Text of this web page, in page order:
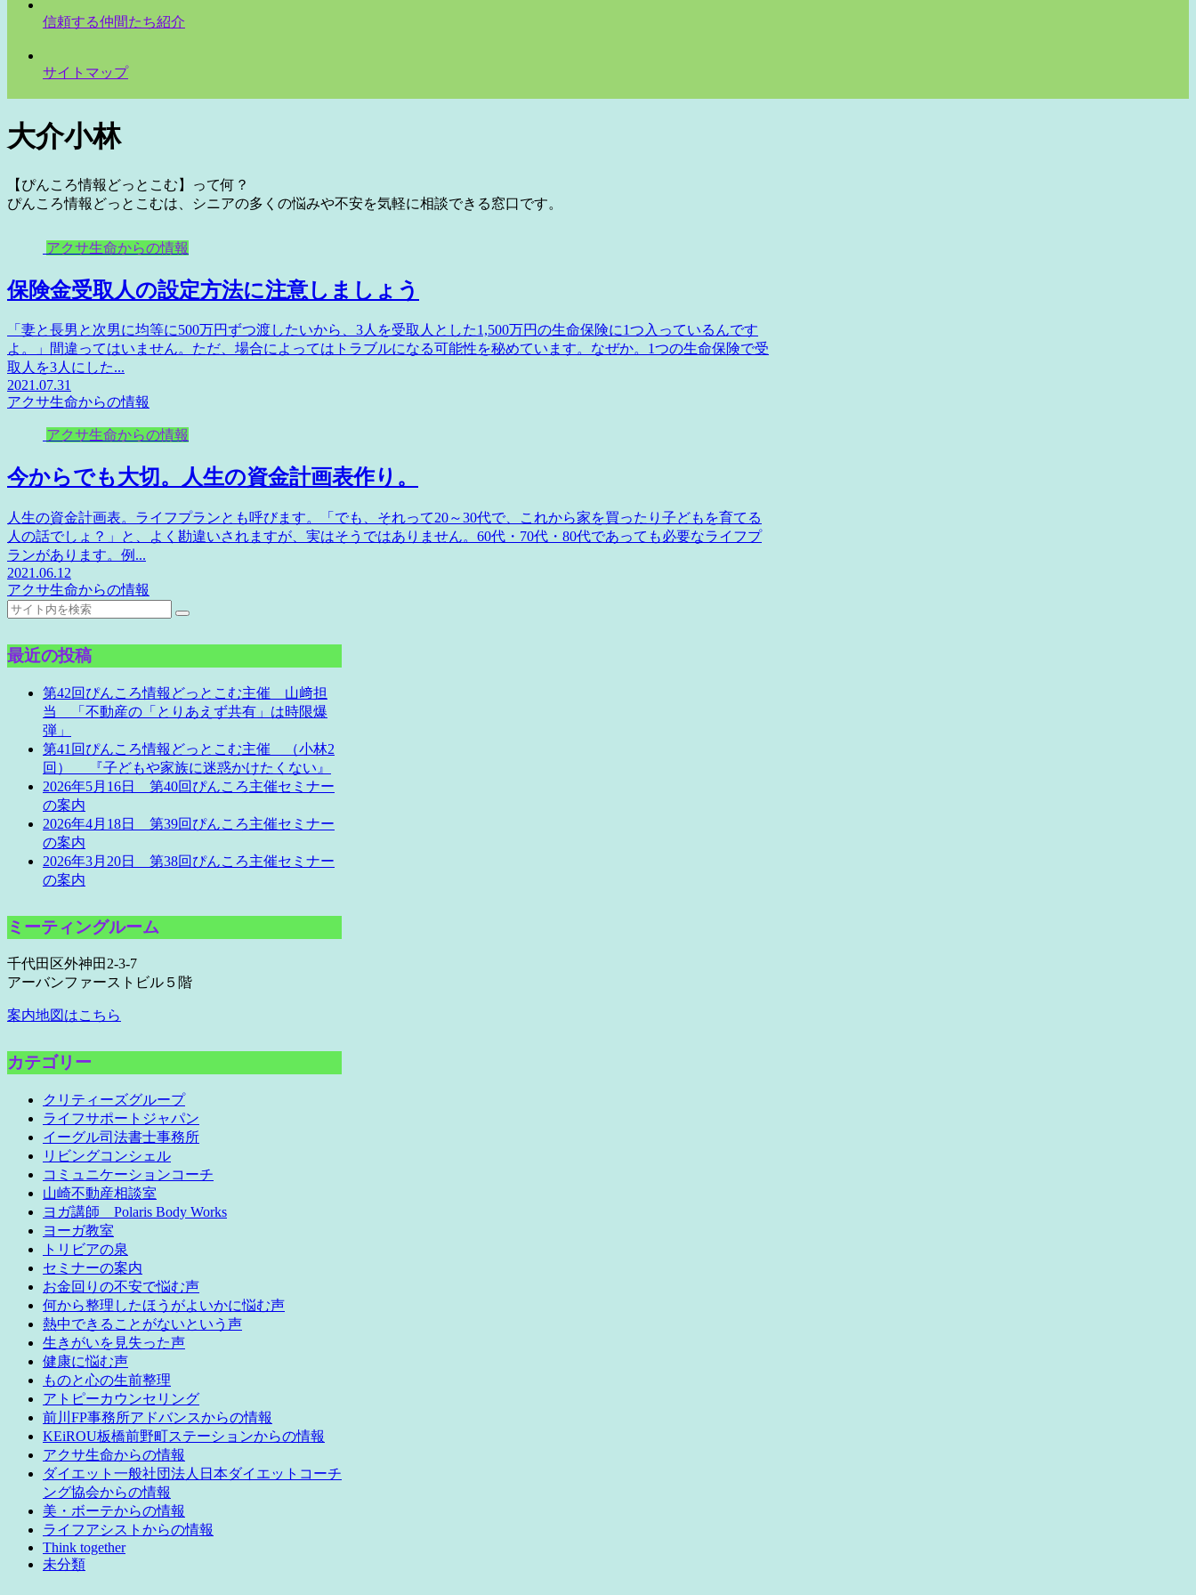
信頼する仲間たち紹介
サイトマップ
大介小林
【ぴんころ情報どっとこむ】って何？
ぴんころ情報どっとこむは、シニアの多くの悩みや不安を気軽に相談できる窓口です。
アクサ生命からの情報
保険金受取人の設定方法に注意しましょう
「妻と長男と次男に均等に500万円ずつ渡したいから、3人を受取人とした1,500万円の生命保険に1つ入っているんです
よ。」間違ってはいません。ただ、場合によってはトラブルになる可能性を秘めています。なぜか。1つの生命保険で受
取人を3人にした...
2021.07.31
アクサ生命からの情報
アクサ生命からの情報
今からでも大切。人生の資金計画表作り。
人生の資金計画表。ライフプランとも呼びます。「でも、それって20～30代で、これから家を買ったり子どもを育てる
人の話でしょ？」と、よく勘違いされますが、実はそうではありません。60代・70代・80代であっても必要なライフプ
ランがあります。例...
2021.06.12
アクサ生命からの情報
最近の投稿
第42回ぴんころ情報どっとこむ主催 山﨑担
当 「不動産の「とりあえず共有」は時限爆
弾」
第41回ぴんころ情報どっとこむ主催 （小林2
回） 『子どもや家族に迷惑かけたくない』
2026年5月16日 第40回ぴんころ主催セミナー
の案内
2026年4月18日 第39回ぴんころ主催セミナー
の案内
2026年3月20日 第38回ぴんころ主催セミナー
の案内
ミーティングルーム
千代田区外神田2-3-7
アーバンファーストビル５階
案内地図はこちら
カテゴリー
クリティーズグループ
ライフサポートジャパン
イーグル司法書士事務所
リビングコンシェル
コミュニケーションコーチ
山崎不動産相談室
ヨガ講師 Polaris Body Works
ヨーガ教室
トリビアの泉
セミナーの案内
お金回りの不安で悩む声
何から整理したほうがよいかに悩む声
熱中できることがないという声
生きがいを見失った声
健康に悩む声
ものと心の生前整理
アトピーカウンセリング
前川FP事務所アドバンスからの情報
KEiROU板橋前野町ステーションからの情報
アクサ生命からの情報
ダイエット一般社団法人日本ダイエットコーチ
ング協会からの情報
美・ボーテからの情報
ライフアシストからの情報
Think together
未分類